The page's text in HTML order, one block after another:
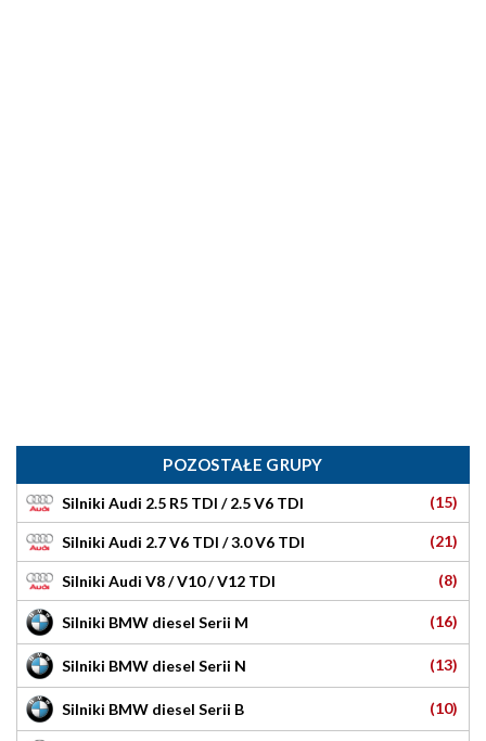
POZOSTAŁE GRUPY
Silniki Audi 2.5 R5 TDI / 2.5 V6 TDI (15)
Silniki Audi 2.7 V6 TDI / 3.0 V6 TDI (21)
Silniki Audi V8 / V10 / V12 TDI (8)
Silniki BMW diesel Serii M (16)
Silniki BMW diesel Serii N (13)
Silniki BMW diesel Serii B (10)